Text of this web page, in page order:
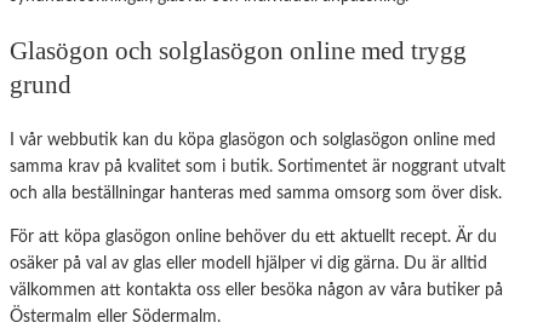
Glasögon och solglasögon online med trygg
grund
I vår webbutik kan du köpa glasögon och solglasögon online med
samma krav på kvalitet som i butik. Sortimentet är noggrant utvalt
och alla beställningar hanteras med samma omsorg som över disk.
För att köpa glasögon online behöver du ett aktuellt recept. Är du
osäker på val av glas eller modell hjälper vi dig gärna. Du är alltid
välkommen att kontakta oss eller besöka någon av våra butiker på
Östermalm eller Södermalm.